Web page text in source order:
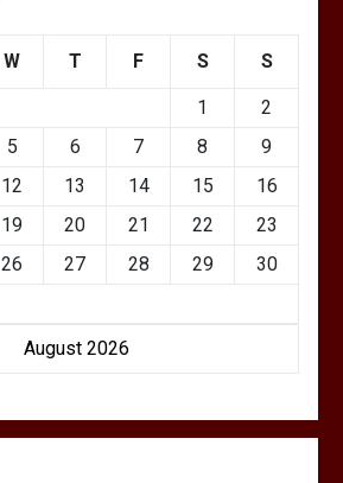
August 2026
W T F S S
1
2
5 6 7 8
9
12 13 14 15
16
19 20 21 22
23
26 27 28 29
30